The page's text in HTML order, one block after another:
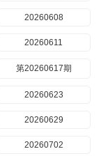
20260608
20260611
第20260617期
20260623
20260629
20260702